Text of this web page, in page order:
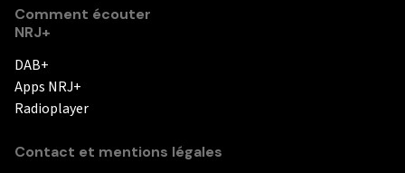
Comment écouter
NRJ+
DAB+
Apps NRJ+
Radioplayer
Contact et mentions légales